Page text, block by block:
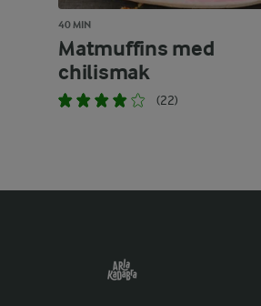
40 MIN
Matmuffins med
chilismak
(22)